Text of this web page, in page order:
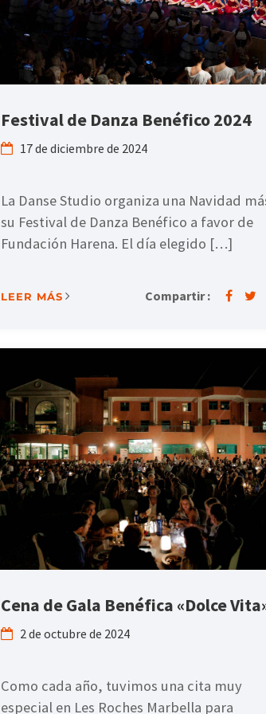
Festival de Danza Benéfico 2024
17 de diciembre de 2024
La Danse Studio organiza una Navidad
su Festival de Danza Benéfico a favor de
Fundación Harena. El día elegido […]
LEER MÁS Compartir :
Cena de Gala Benéfica «Dolce
2 de octubre de 2024
Como cada año, tuvimos una cita muy
especial en Les Roches Marbella para